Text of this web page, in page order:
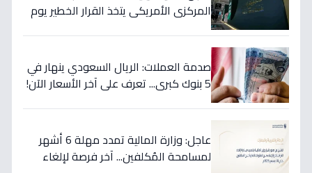
المركزي الأمريكي يتخذ القرار الخطير يوم
صدمة العملات: الريال السعودي ينهار في
5 بنوك كبرى... تعرف على آخر الأسعار الآن!
عاجل: وزارة المالية تمدد مهلة 6 أشهر
لمسامحة المُكلفين... آخر فرصة لإلغاء